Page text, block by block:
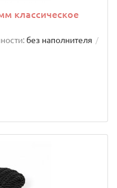
классическое
без наполнителя